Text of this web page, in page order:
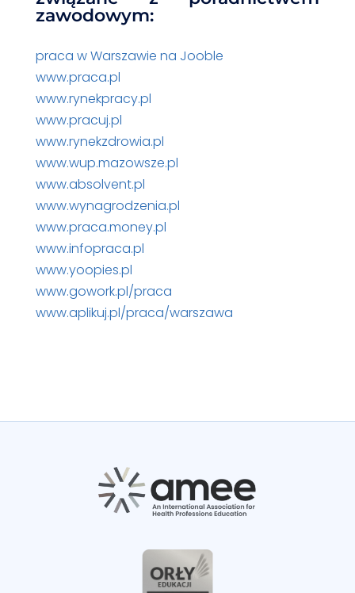
zawodowym:
praca w Warszawie na Jooble
www.praca.pl
www.rynekpracy.pl
www.pracuj.pl
www.rynekzdrowia.pl
www.wup.mazowsze.pl
www.absolvent.pl
www.wynagrodzenia.pl
www.praca.money.pl
www.infopraca.pl
www.yoopies.pl
www.gowork.pl/praca
www.aplikuj.pl/praca/warszawa